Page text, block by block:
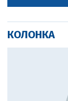
КОЛОНКА